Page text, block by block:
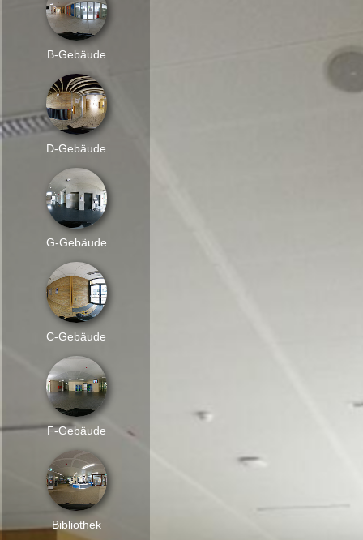
B-Gebäude
D-Gebäude
G-Gebäude
C-Gebäude
F-Gebäude
Bibliothek